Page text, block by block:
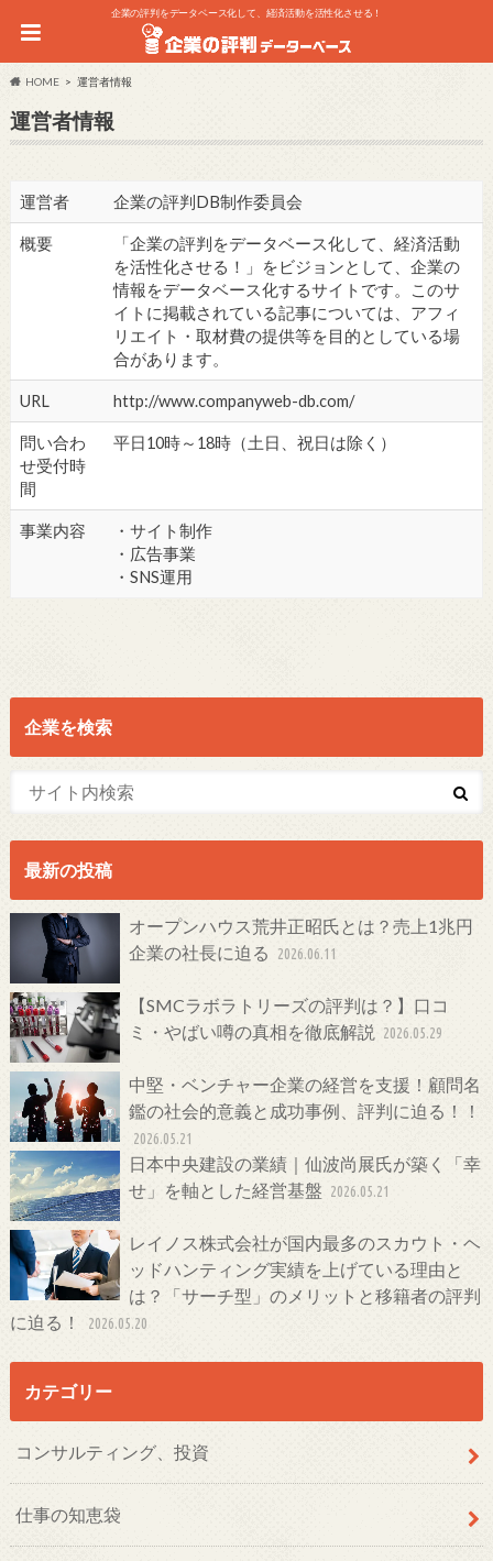
企業の評判をデータベース化して、経済活動を活性化させる！
HOME 運営者情報
運営者情報
運営者 企業の評判DB制作委員会
概要
「企業の評判をデータベース化して、経済活動
を活性化させる！」をビジョンとして、企業の
情報をデータベース化するサイトです。このサ
イトに掲載されている記事については、アフィ
リエイト・取材費の提供等を目的としている場
合があります。
URL http://www.companyweb-db.com/
問い合わ
せ受付時
間
平日10時～18時（土日、祝日は除く）
事業内容
・サイト制作
・広告事業
・SNS運用
企業を検索
最新の投稿
オープンハウス荒井正昭氏とは？売上1兆円
企業の社長に迫る
2026.06.11
【SMCラボラトリーズの評判は？】口コ
ミ・やばい噂の真相を徹底解説
2026.05.29
中堅・ベンチャー企業の経営を支援！顧問名
鑑の社会的意義と成功事例、評判に迫る！！
2026.05.21
日本中央建設の業績｜仙波尚展氏が築く「幸
せ」を軸とした経営基盤 2026.05.21
レイノス株式会社が国内最多のスカウト・ヘ
ッドハンティング実績を上げている理由と
は？「サーチ型」のメリットと移籍者の評判
に迫る！
2026.05.20
カテゴリー
コンサルティング、投資
仕事の知恵袋